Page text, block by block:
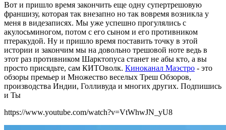
Вот и пришло время закончить еще одну супертрешовую
франшизу, которая так внезапно но так вовремя возникла у
меня в видезаписях. Мы уже успешно прогулялись с
акулосьминогом, потом с его сыном и его противником
птеракудой. Ну и пришло время поставить точку в этой
истории и закончим мы на довольно трешовой ноте ведь в
этот раз противником Шарктопуса станет не абы кто, а вы
просто присядьте, сам КИТОволк. Киноканал Маэстро - это
обзоры премьер и Множество веселых Треш Обзоров,
производства Индии, Голливуда и многих других. Подпишись
и Ты
https://www.youtube.com/watch?v=VtWhwJN_yU8